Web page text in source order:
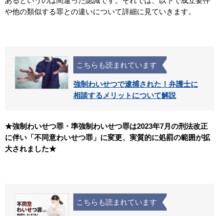
や他の類似する罪との違いについて詳細に見ていきます。
こちらも読まれています
強制わいせつで逮捕された！弁護士に
相談するメリットについて解説
★強制わいせつ罪・準強制わいせつ罪は2023年7月の刑法改正
に伴い「不同意わいせつ罪」に変更、実質的に処罰の範囲が拡
大されました★
こちらも読まれています